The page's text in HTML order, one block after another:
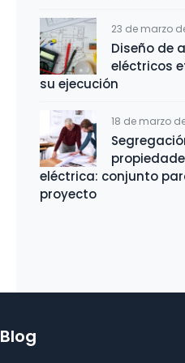
23 de marzo
Diseño de
eléctricos
su ejecución
18 de marzo
eléctrica: conjunto
proyecto
Blog